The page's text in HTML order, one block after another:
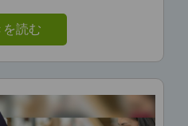
を読む